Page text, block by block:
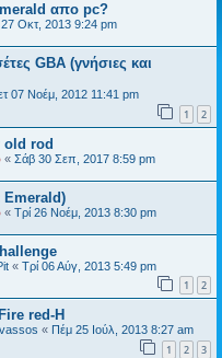
απο pc?
Οκτ, 2013 9:24 pm
GBA (γνήσιες και
07 Νοέμ, 2012 11:41 pm
1 2
old rod
« Σάβ 30 Σεπ, 2017 8:59 pm
Emerald)
« Τρί 26 Νοέμ, 2013 8:30 pm
« Τρί 06 Αύγ, 2013 5:49 pm
1 2
red-H
« Πέμ 25 Ιούλ, 2013 8:27 am
1 2 3